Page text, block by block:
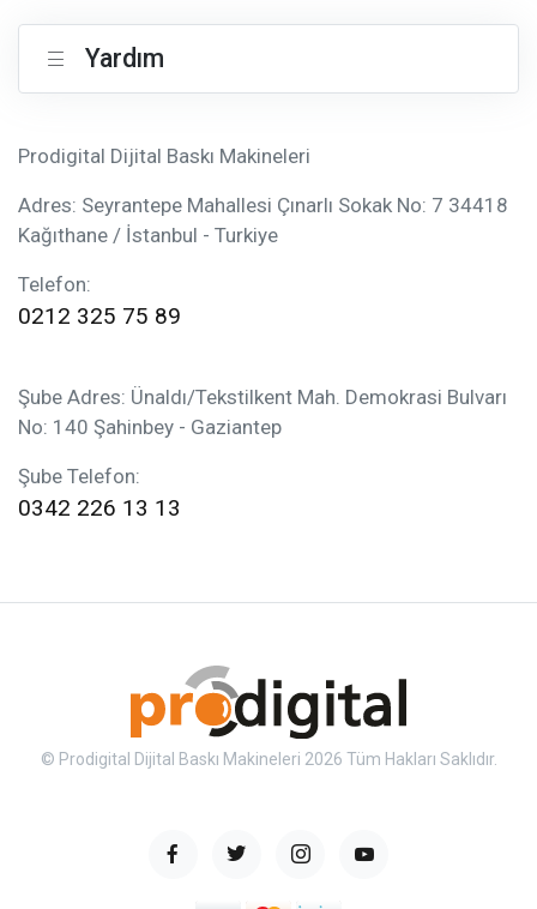
Yardım
Prodigital Dijital Baskı Makineleri
Adres: Seyrantepe Mahallesi Çınarlı Sokak No: 7 34418
Kağıthane / İstanbul - Turkiye
Telefon:
0212 325 75 89
Şube Adres: Ünaldı/Tekstilkent Mah. Demokrasi Bulvarı
No: 140 Şahinbey - Gaziantep
Şube Telefon:
0342 226 13 13
© Prodigital Dijital Baskı Makineleri 2026 Tüm Hakları Saklıdır.